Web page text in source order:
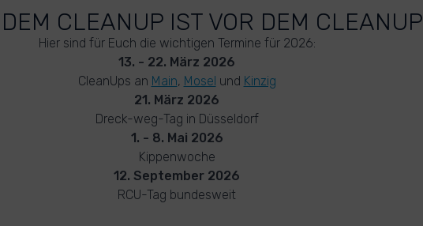
CLEANUP IST VOR DEM CLEANUP
Hier sind für Euch die wichtigen Termine für 2026:
13. - 22. März 2026
CleanUps an Main, Mosel und Kinzig
21. März 2026
Dreck-weg-Tag in Düsseldorf
1. - 8. Mai 2026
Kippenwoche
12. September 2026
RCU-Tag bundesweit